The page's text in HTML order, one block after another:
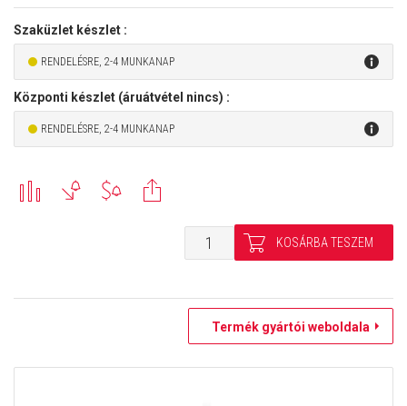
Szaküzlet készlet :
RENDELÉSRE, 2-4 MUNKANAP
Központi készlet (áruátvétel nincs) :
RENDELÉSRE, 2-4 MUNKANAP
Termék gyártói weboldala